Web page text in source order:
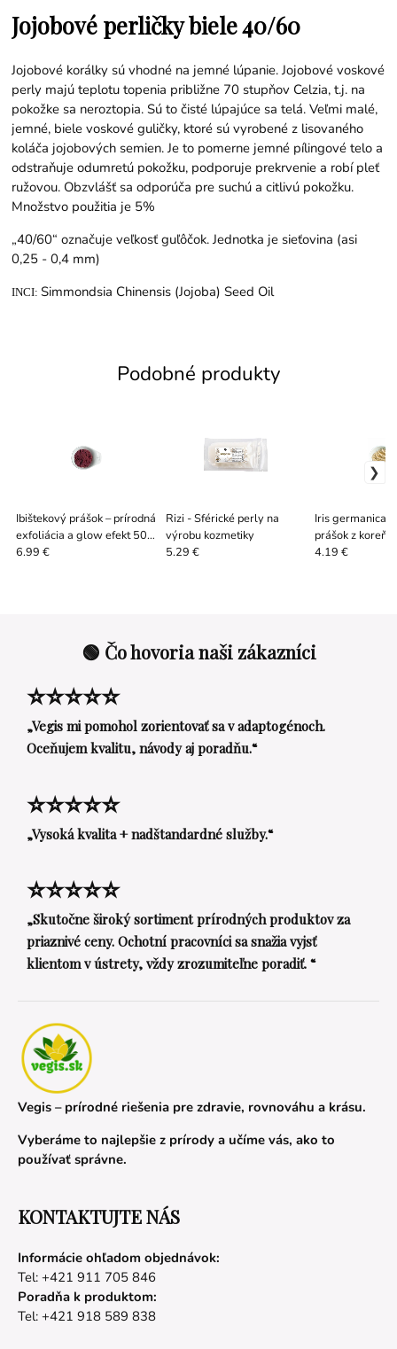
Jojobové perličky biele 40/60
Jojobové korálky sú vhodné na jemné lúpanie. Jojobové voskové
perly majú teplotu topenia približne 70 stupňov Celzia, t.j. na
pokožke sa neroztopia. Sú to čisté lúpajúce sa telá. Veľmi malé,
jemné, biele voskové guličky, ktoré sú vyrobené z lisovaného
koláča jojobových semien. Je to pomerne jemné pílingové telo a
odstraňuje odumretú pokožku, podporuje prekrvenie a robí pleť
ružovou. Obzvlášť sa odporúča pre suchú a citlivú pokožku.
Množstvo použitia je 5%
„40/60“ označuje veľkosť guľôčok. Jednotka je sieťovina (asi
0,25 - 0,4 mm)
INCI:Simmondsia Chinensis (Jojoba) Seed Oil
Podobné produkty
Ibištekový prášok – prírodná
exfoliácia a glow efekt 50
g
6.99 €
Rizi - Sférické perly na
výrobu kozmetiky
5.29 €
Iris germanica
prášok z koreňa
4.19 €
🟢 Čo hovoria naši zákazníci
⭐⭐⭐⭐⭐
„Vegis mi pomohol zorientovať sa v adaptogénoch.
Oceňujem kvalitu, návody aj poradňu.“
⭐⭐⭐⭐⭐
„Vysoká kvalita + nadštandardné služby.“
⭐⭐⭐⭐⭐
„Skutočne široký sortiment prírodných produktov za
priaznivé ceny. Ochotní pracovníci sa snažia vyjsť
klientom v ústrety, vždy zrozumiteľne poradiť. “
Vegis – prírodné riešenia pre zdravie, rovnováhu a krásu.
Vyberáme to najlepšie z prírody a učíme vás, ako to
používať správne.
KONTAKTUJTE NÁS
Informácie ohľadom objednávok:
Tel: +421 911 705 846
Poradňa k produktom:
Tel: +421 918 589 838